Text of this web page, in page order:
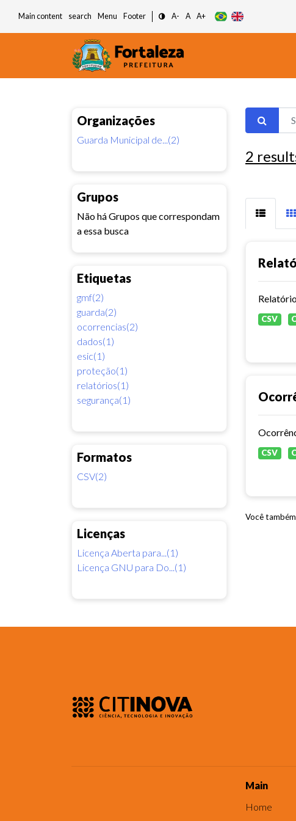
Main content search Menu Footer A- A A+
Organizações
Guarda Municipal de...(2)
Grupos
Não há Grupos que correspondam
a essa busca
Etiquetas
gmf(2)
guarda(2)
ocorrencias(2)
dados(1)
esic(1)
proteção(1)
relatórios(1)
segurança(1)
Formatos
CSV(2)
Licenças
Licença Aberta para...(1)
Licença GNU para Do...(1)
2
CSV
CSV
Você
Main
Home